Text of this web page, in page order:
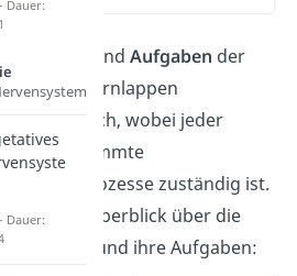
und Aufgaben der
Hirnlappen
sich, wobei jeder
für bestimmte
zuständig ist.
ein kurzer Überblick über die
und ihre Aufgaben:
Dauer:
Dauer: